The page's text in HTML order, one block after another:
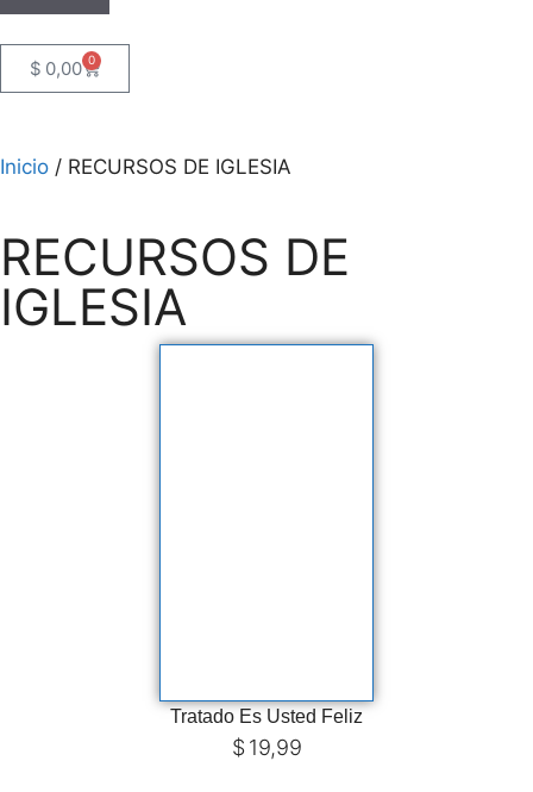
$ 0,00 0
Inicio / RECURSOS DE IGLESIA
RECURSOS DE
IGLESIA
Tratado Es Usted Feliz
$ 19,99